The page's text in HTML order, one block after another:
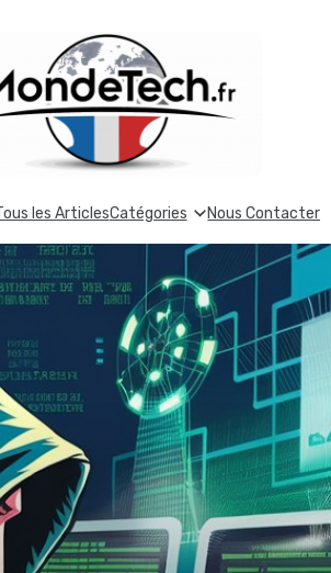
les ArticlesCatégories Nous Contacter